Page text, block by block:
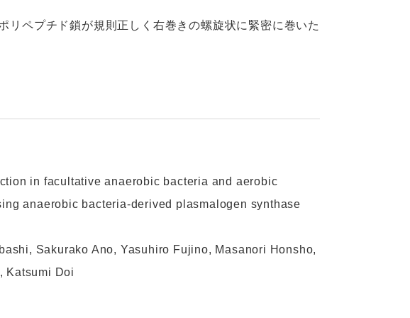
リペプチド鎖が規則正しく右巻きの螺旋状に緊密に巻いた
in facultative anaerobic bacteria and aerobic
anaerobic bacteria-derived plasmalogen synthase
Sakurako Ano, Yasuhiro Fujino, Masanori Honsho,
Katsumi Doi